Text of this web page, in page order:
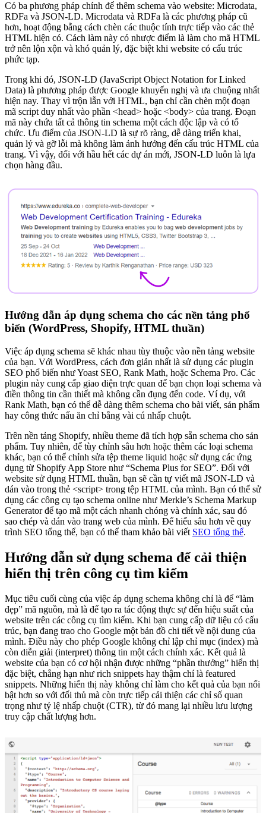
Có ba phương pháp chính để thêm schema vào website: Microdata,
RDFa và JSON-LD. Microdata và RDFa là các phương pháp cũ
hơn, hoạt động bằng cách chèn các thuộc tính trực tiếp vào các thẻ
HTML hiện có. Cách làm này có nhược điểm là làm cho mã HTML
trở nên lộn xộn và khó quản lý, đặc biệt khi website có cấu trúc
phức tạp.
Trong khi đó, JSON-LD (JavaScript Object Notation for Linked
Data) là phương pháp được Google khuyến nghị và ưa chuộng nhất
hiện nay. Thay vì trộn lẫn với HTML, bạn chỉ cần chèn một đoạn
mã script duy nhất vào phần <head> hoặc <body> của trang. Đoạn
mã này chứa tất cả thông tin schema một cách độc lập và có tổ
chức. Ưu điểm của JSON-LD là sự rõ ràng, dễ dàng triển khai,
quản lý và gỡ lỗi mà không làm ảnh hưởng đến cấu trúc HTML của
trang. Vì vậy, đối với hầu hết các dự án mới, JSON-LD luôn là lựa
chọn hàng đầu.
Hướng dẫn áp dụng schema cho các nền tảng phổ
biến (WordPress, Shopify, HTML thuần)
Việc áp dụng schema sẽ khác nhau tùy thuộc vào nền tảng website
của bạn. Với WordPress, cách đơn giản nhất là sử dụng các plugin
SEO phổ biến như Yoast SEO, Rank Math, hoặc Schema Pro. Các
plugin này cung cấp giao diện trực quan để bạn chọn loại schema và
điền thông tin cần thiết mà không cần đụng đến code. Ví dụ, với
Rank Math, bạn có thể dễ dàng thêm schema cho bài viết, sản phẩm
hay công thức nấu ăn chỉ bằng vài cú nhấp chuột.
Trên nền tảng Shopify, nhiều theme đã tích hợp sẵn schema cho sản
phẩm. Tuy nhiên, để tùy chỉnh sâu hơn hoặc thêm các loại schema
khác, bạn có thể chỉnh sửa tệp theme liquid hoặc sử dụng các ứng
dụng từ Shopify App Store như “Schema Plus for SEO”. Đối với
website sử dụng HTML thuần, bạn sẽ cần tự viết mã JSON-LD và
dán vào trong thẻ <script> trong tệp HTML của mình. Bạn có thể sử
dụng các công cụ tạo schema online như Merkle’s Schema Markup
Generator để tạo mã một cách nhanh chóng và chính xác, sau đó
sao chép và dán vào trang web của mình. Để hiểu sâu hơn về quy
trình SEO tổng thể, bạn có thể tham khảo bài viết SEO tổng thể.
Hướng dẫn sử dụng schema để cải thiện
hiển thị trên công cụ tìm kiếm
Mục tiêu cuối cùng của việc áp dụng schema không chỉ là để “làm
đẹp” mã nguồn, mà là để tạo ra tác động thực sự đến hiệu suất của
website trên các công cụ tìm kiếm. Khi bạn cung cấp dữ liệu có cấu
trúc, bạn đang trao cho Google một bản đồ chi tiết về nội dung của
mình. Điều này cho phép Google không chỉ lập chỉ mục (index) mà
còn diễn giải (interpret) thông tin một cách chính xác. Kết quả là
website của bạn có cơ hội nhận được những “phần thưởng” hiển thị
đặc biệt, chẳng hạn như rich snippets hay thậm chí là featured
snippets. Những hiển thị này không chỉ làm cho kết quả của bạn nổi
bật hơn so với đối thủ mà còn trực tiếp cải thiện các chỉ số quan
trọng như tỷ lệ nhấp chuột (CTR), từ đó mang lại nhiều lưu lượng
truy cập chất lượng hơn.